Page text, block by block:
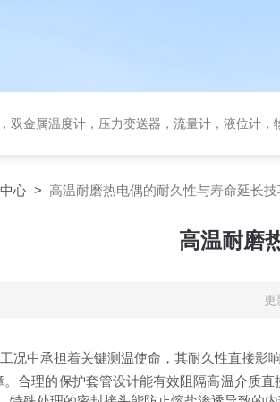
双金属温度计，压力变送器，流量计，液位计，
心 > 高温耐磨热电偶的耐久性与寿命延长技
高温耐磨
况中承担着关键测温使命，其耐久性直接影
理的保护套管设计能有效阻隔高温介质直